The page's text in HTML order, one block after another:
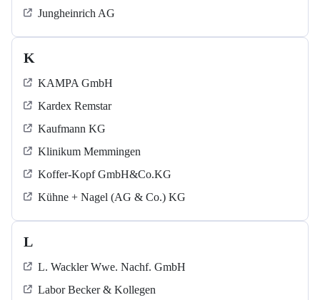
Jungheinrich AG
K
KAMPA GmbH
Kardex Remstar
Kaufmann KG
Klinikum Memmingen
Koffer-Kopf GmbH&Co.KG
Kühne + Nagel (AG & Co.) KG
L
L. Wackler Wwe. Nachf. GmbH
Labor Becker & Kollegen